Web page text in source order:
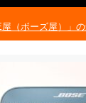
（ボーズ屋）」